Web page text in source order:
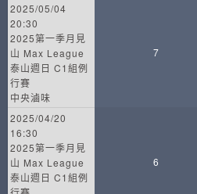
2025/05/04
20:30
2025第一季月見
山 Max League
泰山週日 C1組例
行賽
中央滷味
7
2025/04/20
16:30
2025第一季月見
山 Max League
泰山週日 C1組例
6